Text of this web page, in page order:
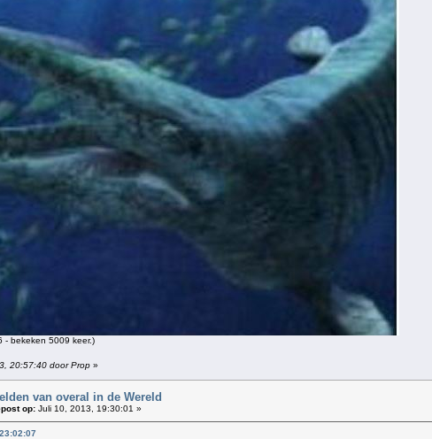
- bekeken 5009 keer.)
20:57:40 door Prop »
van overal in de Wereld
op: Juli 10, 2013, 19:30:01 »